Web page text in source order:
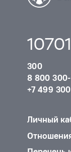
300
8 800
+7 499
Личный